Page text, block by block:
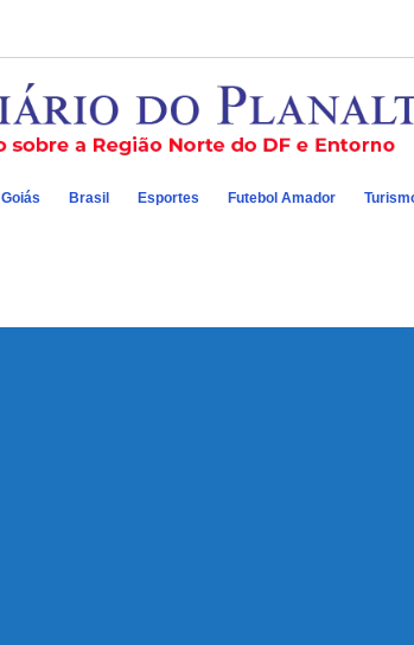
Goiás Brasil Esportes Futebol Amador